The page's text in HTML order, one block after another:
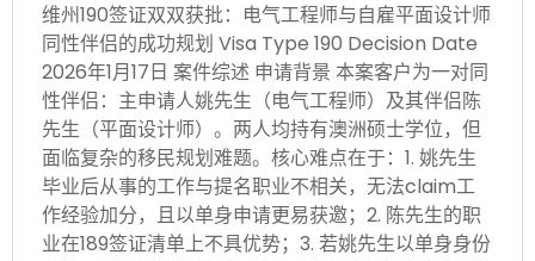
维州190签证双双获批：电气工程师与自雇平面设计师
同性伴侣的成功规划 Visa Type 190 Decision Date
2026年1月17日 案件综述 申请背景 本案客户为一对同
性伴侣：主申请人姚先生（电气工程师）及其伴侣陈
先生（平面设计师）。两人均持有澳洲硕士学位，但
面临复杂的移民规划难题。核心难点在于：1. 姚先生
毕业后从事的工作与提名职业不相关，无法claim工
作经验加分，且以单身申请更易获邀；2. 陈先生的职
业在189签证清单上不具优势；3. 若姚先生以单身身份